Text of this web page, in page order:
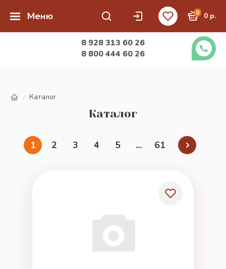
Меню 0 0 р.
8 928 313 60 26
8 800 444 60 26
/ Каталог
Каталог
1 2 3 4 5 ... 61